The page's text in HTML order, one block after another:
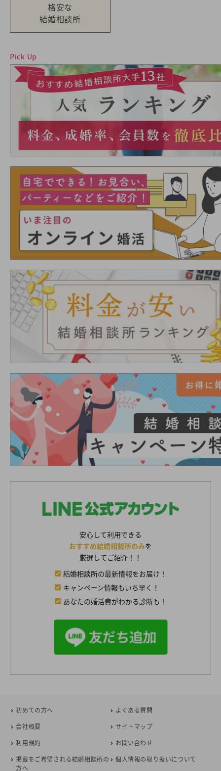
格安な
結婚相談所
Pick Up
安心して利用できる
おすすめ結婚相談所のみを
厳選してご紹介！！
結婚相談所の最新情報をお届け！
キャンペーン情報もいち早く！
あなたの婚活費がわかる診断も！
初めての方へ
よくある質問
会社概要
サイトマップ
利用規約
お問い合わせ
掲載をご希望される結婚相談所の
方へ
個人情報の取り扱いについて